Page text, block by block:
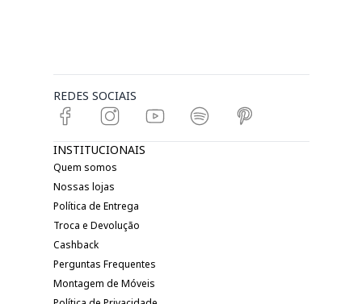
REDES SOCIAIS
INSTITUCIONAIS
Quem somos
Nossas lojas
Política de Entrega
Troca e Devolução
Cashback
Perguntas Frequentes
Montagem de Móveis